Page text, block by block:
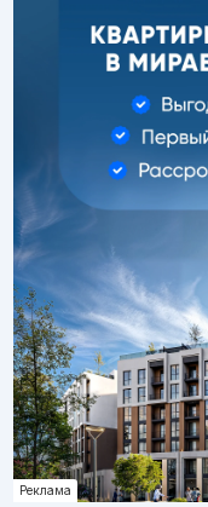
Реклама